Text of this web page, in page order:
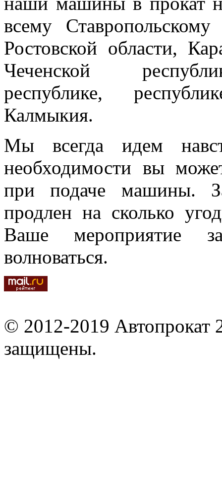
всему
Ростовской области,
Чеченской
республике,
Калмыкия.
Мы всегда идем
необходимости вы
при подаче машины.
продлен на сколько
Ваше мероприятие
волноваться.
© 2012-2019 Автопрокат
защищены.